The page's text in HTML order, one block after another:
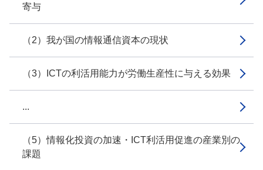
寄与
（2）我が国の情報通信資本の現状
（3）ICTの利活用能力が労働生産性に与える効果
...
（5）情報化投資の加速・ICT利活用促進の産業別の
課題